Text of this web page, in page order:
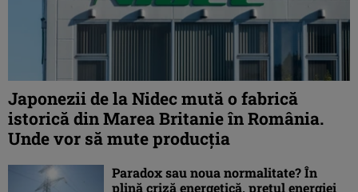
Japonezii de la Nidec mută o fabrică
istorică din Marea Britanie în România.
Unde vor să mute producția
Paradox sau noua normalitate? În
plină criză energetică, prețul energiei